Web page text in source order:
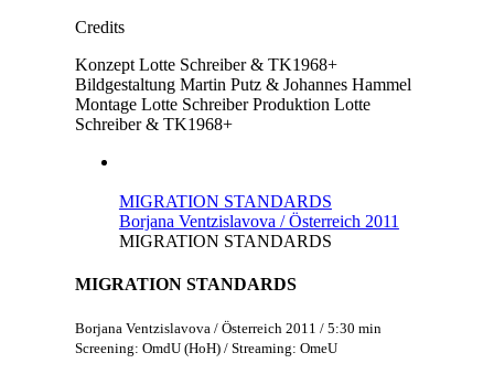
Credits
Konzept Lotte Schreiber & TK1968+
Bildgestaltung Martin Putz & Johannes Hammel
Montage Lotte Schreiber Produktion Lotte
Schreiber & TK1968+
MIGRATION STANDARDS
Borjana Ventzislavova / Österreich 2011
MIGRATION STANDARDS
MIGRATION STANDARDS
Borjana Ventzislavova / Österreich 2011 / 5:30 min
Screening: OmdU (HoH) / Streaming: OmeU